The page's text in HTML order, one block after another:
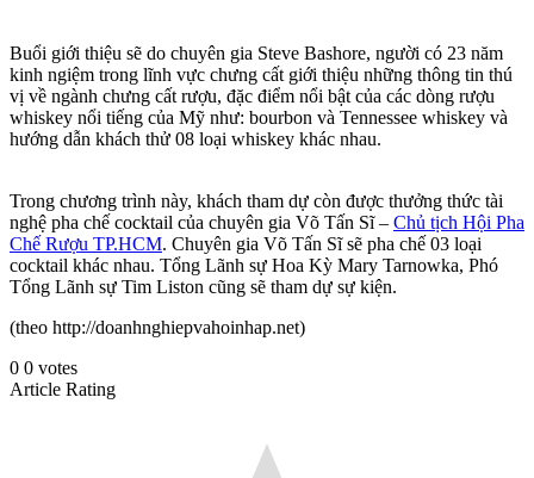
Buổi giới thiệu sẽ do chuyên gia Steve Bashore, người có 23 năm
kinh ngiệm trong lĩnh vực chưng cất giới thiệu những thông tin thú
vị về ngành chưng cất rượu, đặc điểm nổi bật của các dòng rượu
whiskey nổi tiếng của Mỹ như: bourbon và Tennessee whiskey và
hướng dẫn khách thử 08 loại whiskey khác nhau.
Trong chương trình này, khách tham dự còn được thưởng thức tài
nghệ pha chế cocktail của chuyên gia Võ Tấn Sĩ – Chủ tịch Hội Pha
Chế Rượu TP.HCM. Chuyên gia Võ Tấn Sĩ sẽ pha chế 03 loại
cocktail khác nhau. Tổng Lãnh sự Hoa Kỳ Mary Tarnowka, Phó
Tổng Lãnh sự Tim Liston cũng sẽ tham dự sự kiện.
(theo http://doanhnghiepvahoinhap.net)
0 0 votes
Article Rating